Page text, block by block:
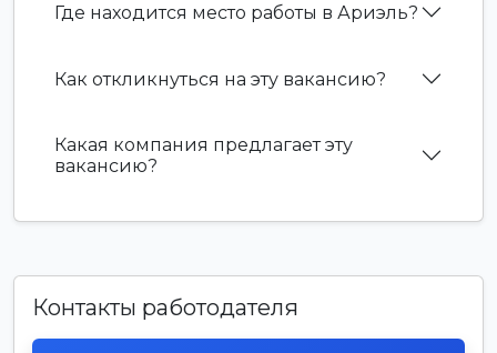
Где находится место работы в Ариэль?
Как откликнуться на эту вакансию?
Какая компания предлагает эту
вакансию?
Контакты работодателя